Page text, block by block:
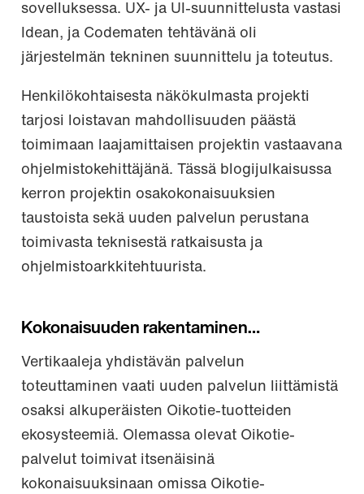
sovelluksessa. UX- ja UI-suunnittelusta vastasi
Idean, ja Codematen tehtävänä oli
järjestelmän tekninen suunnittelu ja toteutus.
Henkilökohtaisesta näkökulmasta projekti
tarjosi loistavan mahdollisuuden päästä
toimimaan laajamittaisen projektin vastaavana
ohjelmistokehittäjänä. Tässä blogijulkaisussa
kerron projektin osakokonaisuuksien
taustoista sekä uuden palvelun perustana
toimivasta teknisestä ratkaisusta ja
ohjelmistoarkkitehtuurista.
Kokonaisuuden rakentaminen…
Vertikaaleja yhdistävän palvelun
toteuttaminen vaati uuden palvelun liittämistä
osaksi alkuperäisten Oikotie-tuotteiden
ekosysteemiä. Olemassa olevat Oikotie-
palvelut toimivat itsenäisinä
kokonaisuuksinaan omissa Oikotie-